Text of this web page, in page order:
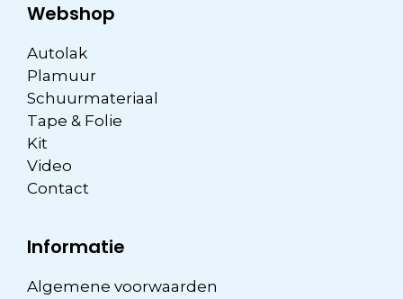
Webshop
Autolak
Plamuur
Schuurmateriaal
Tape & Folie
Kit
Video
Contact
Informatie
Algemene voorwaarden